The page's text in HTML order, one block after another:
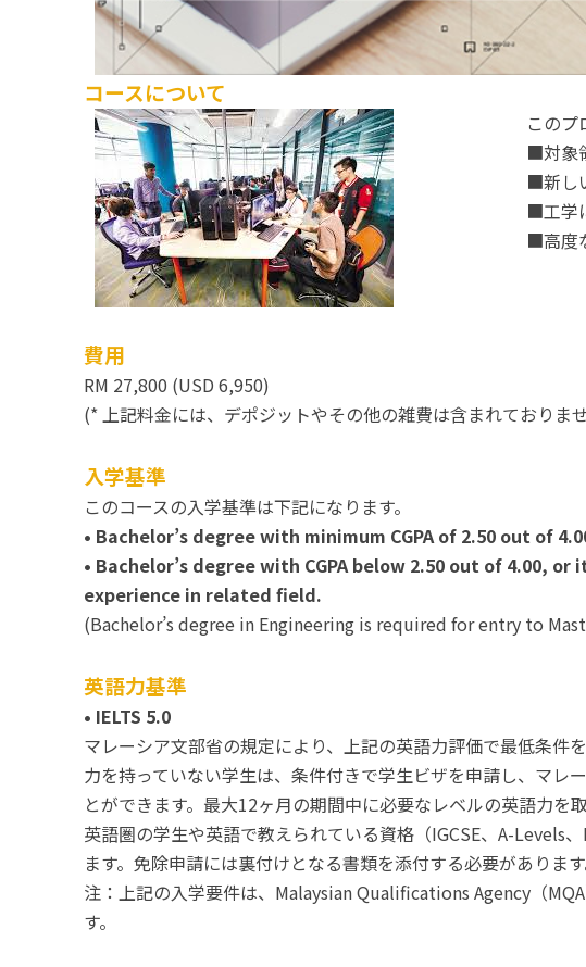
コースについて
このプ
■対象
■新し
■工学
■高度
費用
RM 27,800 (USD 6,950)
(* 上記料金には、デポジットやその他の雑費は含まれておりま
入学基準
このコースの入学基準は下記になります。
• Bachelor’s degree with minimum CGPA of 2.50 out of
• Bachelor’s degree with CGPA below 2.50 out of
experience in related field.
(Bachelor’s degree in Engineering is required for entry to
英語力基準
• IELTS 5.0
マレーシア文部省の規定により、上記の英語力評価で最低条
力を持っていない学生は、条件付きで学生ビザを申請し、マレ
とができます。最大12ヶ月の期間中に必要なレベルの英語力を
英語圏の学生や英語で教えられている資格（IGCSE、A-Levels
ます。免除申請には裏付けとなる書類を添付する必要があります
注：上記の入学要件は、Malaysian Qualifications Agency（
す。